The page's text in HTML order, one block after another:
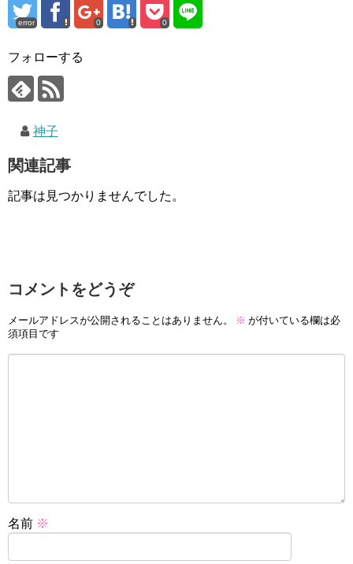
error 0 0
フォローする
神子
関連記事
記事は見つかりませんでした。
コメントをどうぞ
メールアドレスが公開されることはありません。 ※ が付いている欄は必
須項目です
名前 ※